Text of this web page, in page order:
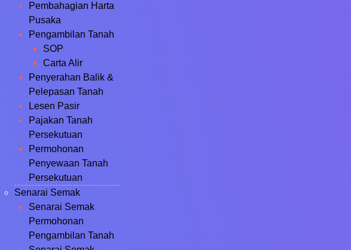
Pembahagian Harta
Pusaka
Pengambilan Tanah
SOP
Carta Alir
Penyerahan Balik &
Pelepasan Tanah
Lesen Pasir
Pajakan Tanah
Persekutuan
Permohonan
Penyewaan Tanah
Persekutuan
Senarai Semak
Senarai Semak
Permohonan
Pengambilan Tanah